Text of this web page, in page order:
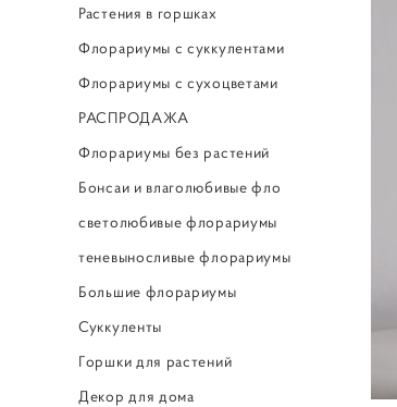
Растения в горшках
Флорариумы с суккулентами
Флорариумы с сухоцветами
РАСПРОДАЖА
Флорариумы без растений
Бонсаи и влаголюбивые фло
светолюбивые флорариумы
теневыносливые флорариумы
Большие флорариумы
Суккуленты
Горшки для растений
Декор для дома